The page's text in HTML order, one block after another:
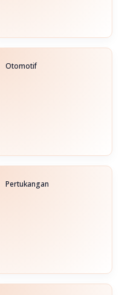
Otomotif
Pertukangan